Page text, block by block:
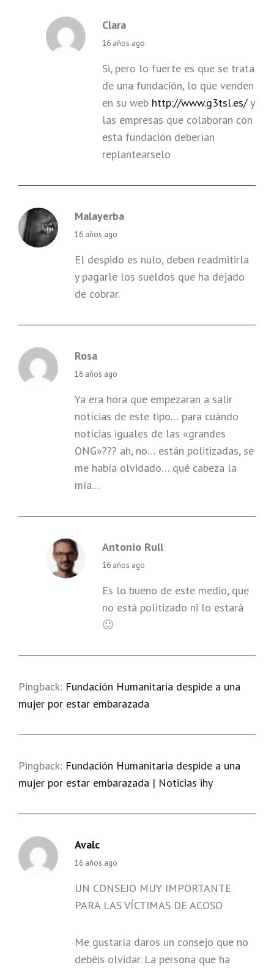
Clara
says:
16 años ago
Si, pero lo fuerte es que se trata
de una fundación, lo que venden
en su web http://www.g3tsl.es/y
las empresas que colaboran con
esta fundación deberían
replantearselo
Malayerba
says:
16 años ago
El despido es nulo, deben readmitirla
y pagarle los sueldos que ha dejado
de cobrar.
Rosa
says:
16 años ago
Ya era hora que empezaran a salir
notícias de este tipo… para cuándo
notícias iguales de las «grandes
ONG»??? ah, no… están politizadas, se
me había olvidado… qué cabeza la
mía…
Antonio Rull
says:
16 años ago
Es lo bueno de este medio, que
no está politizado ni lo estará
🙂
Pingback: Fundación Humanitaria despide a una
mujer por estar embarazada
Pingback: Fundación Humanitaria despide a una
mujer por estar embarazada | Noticias ihy
Avalc
says:
16 años ago
UN CONSEJO MUY IMPORTANTE
PARA LAS VÍCTIMAS DE ACOSO
Me gustaría daros un consejo que no
debéis olvidar. La persona que ha